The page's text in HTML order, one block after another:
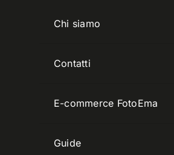
Chi siamo
Contatti
E-commerce FotoEma
Guide